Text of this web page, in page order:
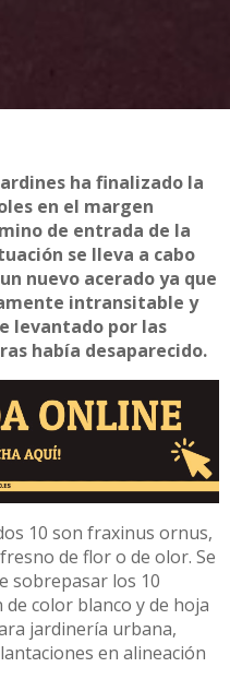
ha finalizado la
en el margen
de entrada de la
se lleva a cabo
nuevo acerado ya que
intransitable y
levantado por las
había desaparecido.
10 son fraxinus ornus,
de flor o de olor. Se
sobrepasar los 10
color blanco y de hoja
jardinería urbana,
en alineación